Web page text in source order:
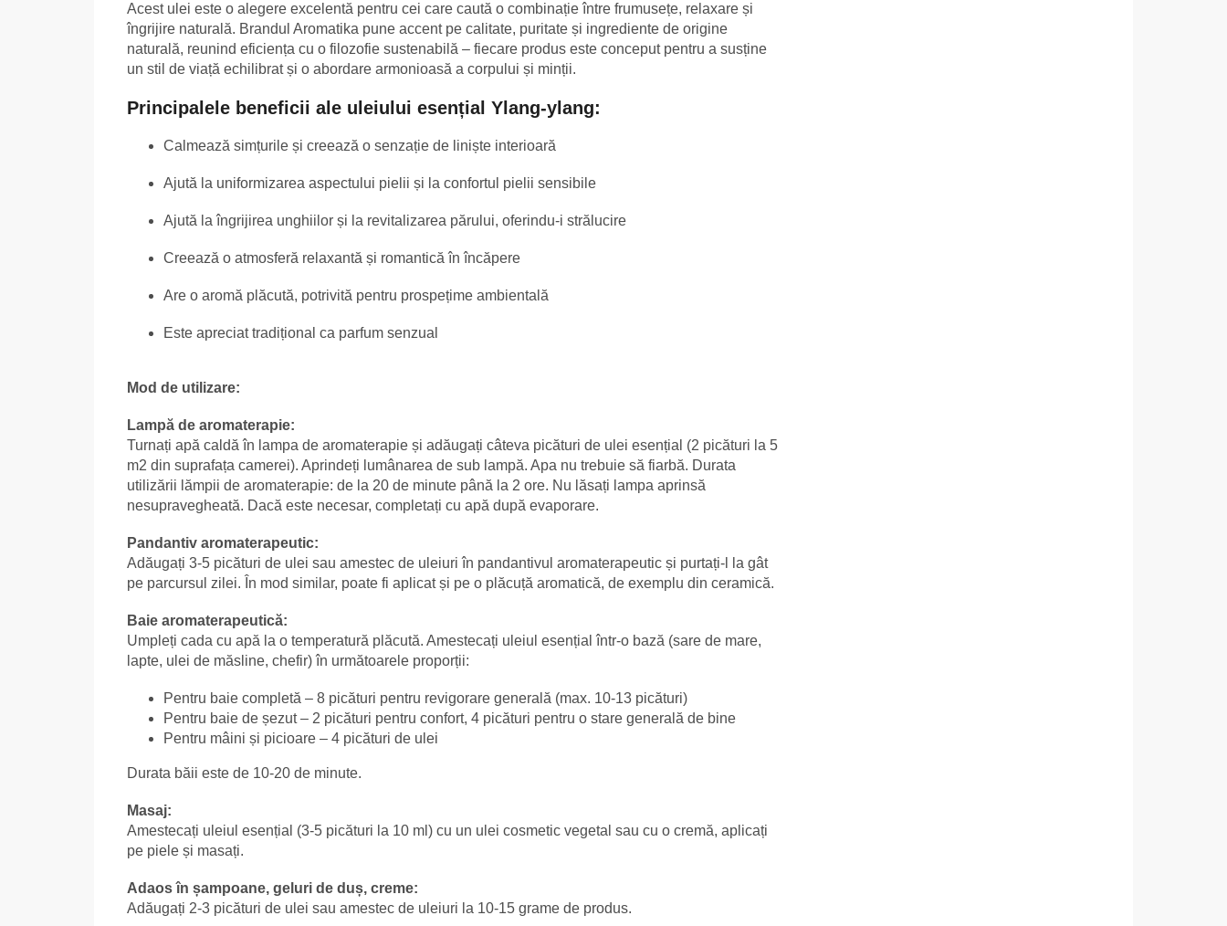
Acest ulei este o alegere excelentă pentru cei care caută o combinație între frumusețe, relaxare și
îngrijire naturală. Brandul Aromatika pune accent pe calitate, puritate și ingrediente de origine
naturală, reunind eficiența cu o filozofie sustenabilă – fiecare produs este conceput pentru a susține
un stil de viață echilibrat și o abordare armonioasă a corpului și minții.
Principalele beneficii ale uleiului esențial Ylang-ylang:
Calmează simțurile și creează o senzație de liniște interioară
Ajută la uniformizarea aspectului pielii și la confortul pielii sensibile
Ajută la îngrijirea unghiilor și la revitalizarea părului, oferindu-i strălucire
Creează o atmosferă relaxantă și romantică în încăpere
Are o aromă plăcută, potrivită pentru prospețime ambientală
Este apreciat tradițional ca parfum senzual
Mod de utilizare:
Lampă de aromaterapie:
Turnați apă caldă în lampa de aromaterapie și adăugați câteva picături de ulei esențial (2 picături la 5
m2 din suprafața camerei). Aprindeți lumânarea de sub lampă. Apa nu trebuie să fiarbă. Durata
utilizării lămpii de aromaterapie: de la 20 de minute până la 2 ore. Nu lăsați lampa aprinsă
nesupravegheată. Dacă este necesar, completați cu apă după evaporare.
Pandantiv aromaterapeutic:
Adăugați 3-5 picături de ulei sau amestec de uleiuri în pandantivul aromaterapeutic și purtați-l la gât
pe parcursul zilei. În mod similar, poate fi aplicat și pe o plăcuță aromatică, de exemplu din ceramică.
Baie aromaterapeutică:
Umpleți cada cu apă la o temperatură plăcută. Amestecați uleiul esențial într-o bază (sare de mare,
lapte, ulei de măsline, chefir) în următoarele proporții:
Pentru baie completă – 8 picături pentru revigorare generală (max. 10-13 picături)
Pentru baie de șezut – 2 picături pentru confort, 4 picături pentru o stare generală de bine
Pentru mâini și picioare – 4 picături de ulei
Durata băii este de 10-20 de minute.
Masaj:
Amestecați uleiul esențial (3-5 picături la 10 ml) cu un ulei cosmetic vegetal sau cu o cremă, aplicați
pe piele și masați.
Adaos în șampoane, geluri de duș, creme:
Adăugați 2-3 picături de ulei sau amestec de uleiuri la 10-15 grame de produs.